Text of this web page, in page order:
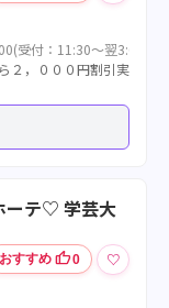
受付：11:30～翌3:00) 70
２，０００円割引実
ーテ♡ 学芸大
おすすめ thumb_up0
♡